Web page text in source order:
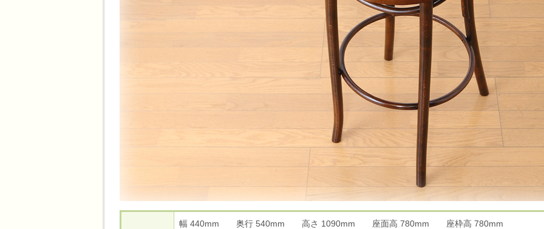
幅 440mm 奥行 540mm 高さ 1090mm 座面高 780mm 座枠高 780mm